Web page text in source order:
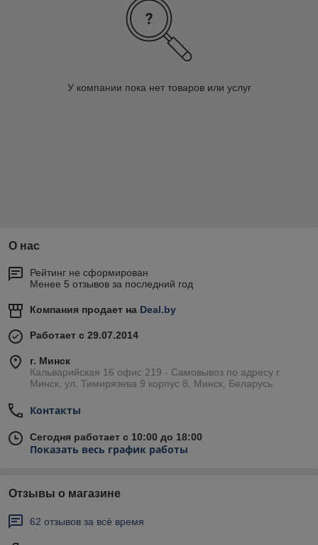
У компании пока нет товаров или услуг
О нас
Рейтинг не сформирован
Менее 5 отзывов за последний год
Компания продает на Deal.by
Работает с 29.07.2014
г. Минск
Кальварийская 16 офис 219 - Самовывоз по адресу г.
Минск, ул. Тимирязева 9 корпус 8, Минск, Беларусь
Контакты
Сегодня работает с 10:00 до 18:00
Показать весь график работы
Отзывы о магазине
62 отзывов за всё время